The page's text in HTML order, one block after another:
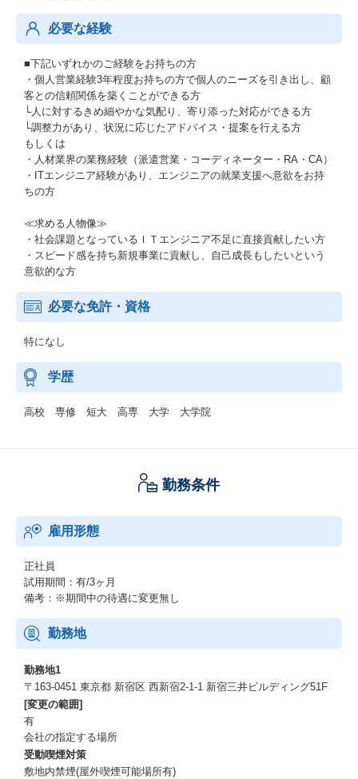
必要な経験
■下記いずれかのご経験をお持ちの方
・個人営業経験3年程度お持ちの方で個人のニーズを引き出し、顧
客との信頼関係を築くことができる方
└人に対するきめ細やかな気配り、寄り添った対応ができる方
└調整力があり、状況に応じたアドバイス・提案を行える方
もしくは
・人材業界の業務経験（派遣営業・コーディネーター・RA・CA）
・ITエンジニア経験があり、エンジニアの就業支援へ意欲をお持
ちの方
≪求める人物像≫
・社会課題となっているＩＴエンジニア不足に直接貢献したい方
・スピード感を持ち新規事業に貢献し、自己成長もしたいという
意欲的な方
必要な免許・資格
特になし
学歴
高校 専修 短大 高専 大学 大学院
勤務条件
雇用形態
正社員
試用期間：有/3ヶ月
備考：※期間中の待遇に変更無し
勤務地
勤務地1
〒163-0451 東京都 新宿区 西新宿2-1-1 新宿三井ビルディング51F
[変更の範囲]
有
会社の指定する場所
受動喫煙対策
敷地内禁煙(屋外喫煙可能場所有)